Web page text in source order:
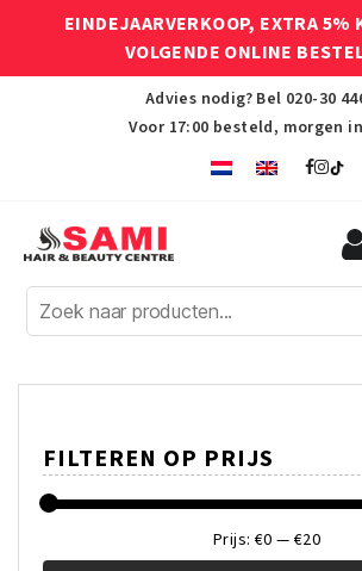
EINDEJAARVERKOOP, EXTRA 5%
VOLGENDE ONLINE
Advies nodig? Bel 020-30
Voor 17:00 besteld, morgen
Afro
Hair
Beauty
FILTEREN OP PRIJS
Prijs: €0 — €20